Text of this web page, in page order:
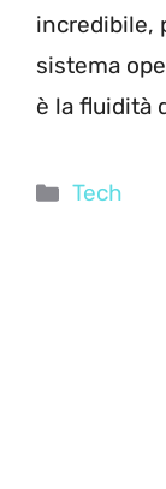
incredibile,
sistema
è la fluidità
Categorie
Tech